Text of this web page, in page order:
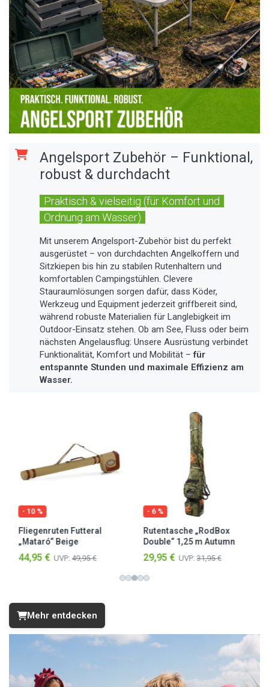
Angelsport Zubehör – Funktional,
robust & durchdacht
Praktisch & vielseitig (für Komfort und
Ordnung am Wasser)
Mit unserem Angelsport-Zubehör bist du perfekt
ausgerüstet – von durchdachten Angelkoffern und
Sitzkiepen bis hin zu stabilen Rutenhaltern und
komfortablen Campingstühlen. Clevere
Stauraumlösungen sorgen dafür, dass Köder,
Werkzeug und Equipment jederzeit griffbereit sind,
während robuste Materialien für Langlebigkeit im
Outdoor-Einsatz stehen. Ob am See, Fluss oder beim
nächsten Angelausflug: Unsere Ausrüstung verbindet
Funktionalität, Komfort und Mobilität –für
entspannte Stunden und maximale Effizienz am
Wasser.
Mehr entdecken
- 10 %
Fliegenruten Futteral
„Mataró“ Beige
44,95 € UVP: 49,95 €
- 6 %
Rutentasche „RodBox
Double“ 1,25 m Autumn
Camo
29,95 € UVP: 31,95 €